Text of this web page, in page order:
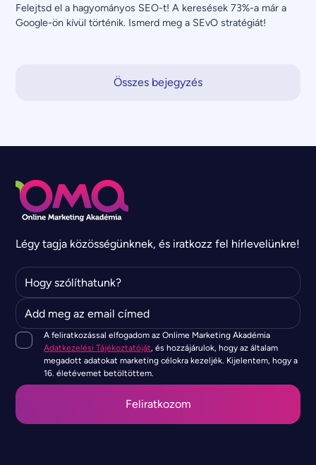
Felejtsd el a hagyományos SEO-t! A keresések 73%-a már a
Google-ön kívül történik. Ismerd meg a SEvO stratégiát!
Összes bejegyzés
Légy tagja közösségünknek, és iratkozz fel hírlevelünkre!
A feliratkozással elfogadom az Onlime Marketing Akadémia
Adatkezelési Tájékoztatóját, és hozzájárulok, hogy az általam
megadott adatokat marketing célokra kezeljék. Kijelentem, hogy a
16. életévemet betöltöttem.